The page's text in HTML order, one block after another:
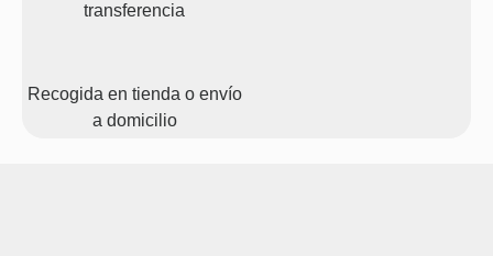
transferencia
Recogida en tienda o envío
a domicilio